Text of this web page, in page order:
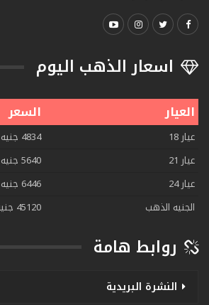
اسعار الذهب اليوم
العيار السعر
عيار 18
4834 جنيه
عيار 21
5640 جنيه
عيار 24
6446 جنيه
الجنيه الذهب
45120 جنيه
روابط هامة
النشرة البريدية